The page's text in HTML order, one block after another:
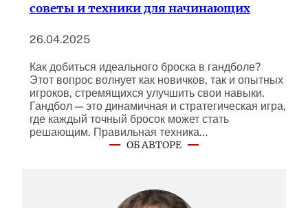
советы и техники для начинающих
26.04.2025
Как добиться идеального броска в гандболе?
Этот вопрос волнует как новичков, так и опытных
игроков, стремящихся улучшить свои навыки.
Гандбол — это динамичная и стратегическая игра,
где каждый точный бросок может стать
решающим. Правильная техника…
ОБ АВТОРЕ